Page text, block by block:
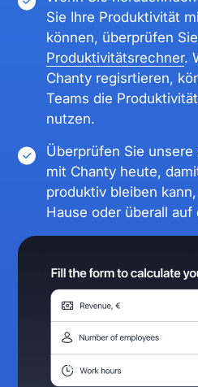
Sie Ihre Produktivität
können, überprüfen
Produktivitätsrechner.
Chanty regisrtieren,
Teams die
nutzen.
Überprüfen Sie unsere
mit Chanty heute,
produktiv bleiben
Hause oder überall